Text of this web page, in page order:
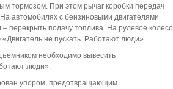
тормозом. При этом рычаг коробки передач
автомобилях с бензиновыми двигателями
перекрыть подачу топлива. На рулевое колесо
не пускать. Работают люди».
необходимо вывесить
люди».
упором, предотвращающим